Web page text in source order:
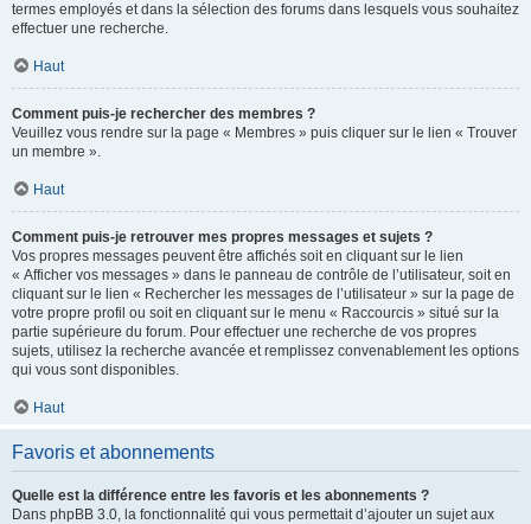
termes employés et dans la sélection des forums dans lesquels vous souhaitez
effectuer une recherche.
Haut
Comment puis-je rechercher des membres ?
Veuillez vous rendre sur la page « Membres » puis cliquer sur le lien « Trouver
un membre ».
Haut
Comment puis-je retrouver mes propres messages et sujets ?
Vos propres messages peuvent être affichés soit en cliquant sur le lien
« Afficher vos messages » dans le panneau de contrôle de l’utilisateur, soit en
cliquant sur le lien « Rechercher les messages de l’utilisateur » sur la page de
votre propre profil ou soit en cliquant sur le menu « Raccourcis » situé sur la
partie supérieure du forum. Pour effectuer une recherche de vos propres
sujets, utilisez la recherche avancée et remplissez convenablement les options
qui vous sont disponibles.
Haut
Favoris et abonnements
Quelle est la différence entre les favoris et les abonnements ?
Dans phpBB 3.0, la fonctionnalité qui vous permettait d’ajouter un sujet aux